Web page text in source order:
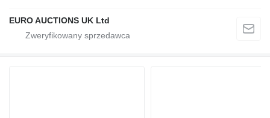
EURO AUCTIONS UK Ltd